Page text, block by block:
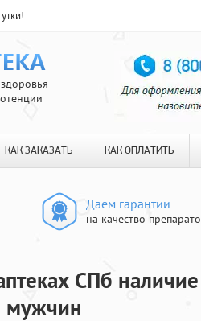
КАК ЗАКАЗАТЬ КАК ОПЛАТИТЬ
Даем гарантии
на качество
СПб
мужчин